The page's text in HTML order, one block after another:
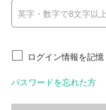
ログイン情報を記憶
パスワードを忘れた方